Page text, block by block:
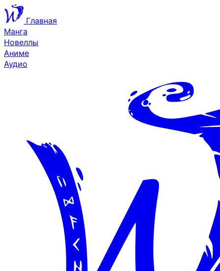
Главная
Манга
Новеллы
Аниме
Аудио